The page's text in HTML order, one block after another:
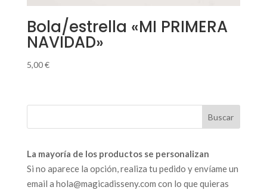
Bola/estrella «MI PRIMERA
NAVIDAD»
5,00€
La mayoría de los productos se personalizan
Si no aparece la opción, realiza tu pedido y envíame un
email a hola@magicadisseny.com con lo que quieras